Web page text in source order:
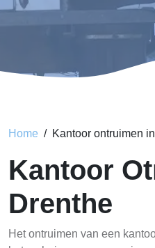
Home Kantoor ontruimen
Kantoor
Drenthe
Het ontruimen van een